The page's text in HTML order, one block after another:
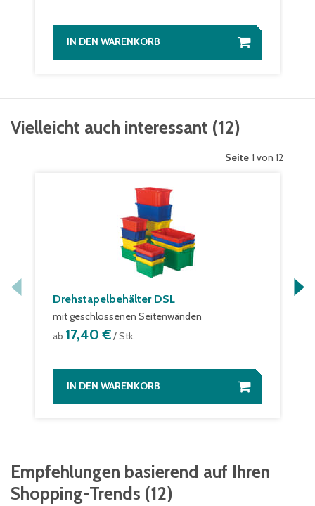
IN DEN WARENKORB
Vielleicht auch interessant (12)
Seite 1 von 12
Drehstapelbehälter DSL
mit geschlossenen Seitenwänden
ab 17,40 €/ Stk.
IN DEN WARENKORB
Empfehlungen basierend auf Ihren
Shopping-Trends (12)